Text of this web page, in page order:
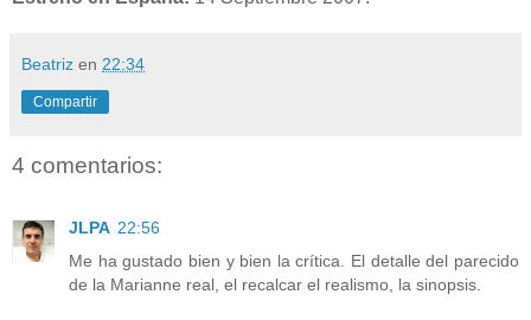
Beatriz en 22:34
Compartir
4 comentarios:
JLPA 22:56
Me ha gustado bien y bien la crítica. El detalle del parecido
de la Marianne real, el recalcar el realismo, la sinopsis.